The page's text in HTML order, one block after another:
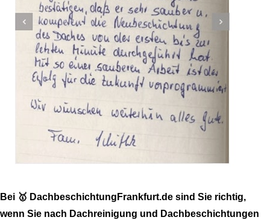
Bei 🥇 DachbeschichtungFrankfurt.de sind Sie richtig,
wenn Sie nach Dachreinigung und Dachbeschichtungen